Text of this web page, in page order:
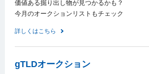
価値ある掘り出し物が見つかるかも？
今月のオークションリストもチェック
詳しくはこちら
gTLDオークション